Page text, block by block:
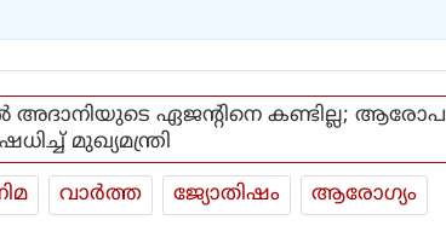
അദാനിയുടെ ഏജന്റിനെ കണ്ടില്ല; ആരോപ
മുഖ്യമന്ത്രി
വാര്‍ത്ത ജ്യോതിഷം
ആരോഗ്യം